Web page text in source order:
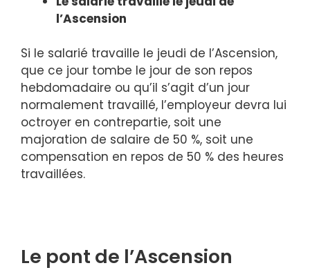
l’Ascension
Si le salarié travaille le jeudi de l’Ascension,
que ce jour tombe le jour de son repos
hebdomadaire ou qu’il s’agit d’un jour
normalement travaillé, l’employeur devra lui
octroyer en contrepartie, soit une
majoration de salaire de 50 %, soit une
compensation en repos de 50 % des heures
travaillées.
Le pont de l’Ascension